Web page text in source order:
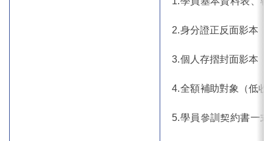
2.身分證正反面影本
3.個人存摺封面影本
4.全額補助對象（低收
5.學員參訓契約書一式